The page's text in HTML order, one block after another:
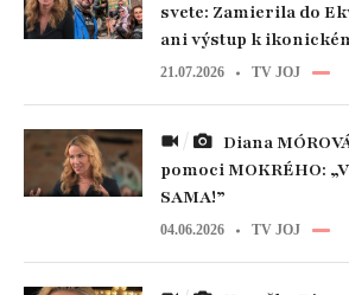
svete: Zamierila do
ani výstup k
21.07.2026 TV JOJ
pomoci MOKRÉHO:
SAMA!”
04.06.2026 TV JOJ